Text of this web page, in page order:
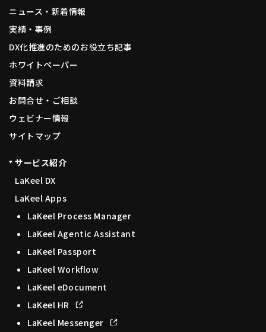
ニュース・新着情報
実績・事例
DX化推進のためのお役立ち記事
ホワイトペーパー
資料請求
お問合せ・ご相談
ウェビナー情報
サイトマップ
サービス紹介
LaKeel DX
LaKeel Apps
LaKeel Process Manager
LaKeel Agentic Assistant
LaKeel Passport
LaKeel Workflow
LaKeel eDocument
LaKeel HR
LaKeel Messenger